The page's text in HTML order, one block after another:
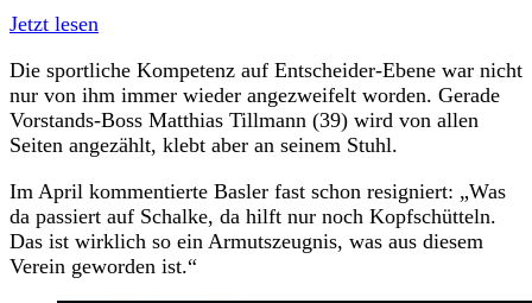
Jetzt lesen
Die sportliche Kompetenz auf Entscheider-Ebene war nicht
nur von ihm immer wieder angezweifelt worden. Gerade
Vorstands-Boss Matthias Tillmann (39) wird von allen
Seiten angezählt, klebt aber an seinem Stuhl.
Im April kommentierte Basler fast schon resigniert: „Was
da passiert auf Schalke, da hilft nur noch Kopfschütteln.
Das ist wirklich so ein Armutszeugnis, was aus diesem
Verein geworden ist.“